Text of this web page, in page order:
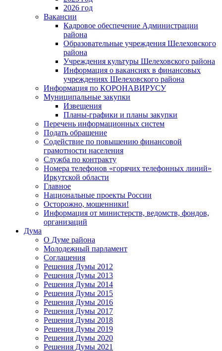
2026 год
Вакансии
Кадровое обеспечение Администрации
района
Образовательные учреждения Шелеховского
района
Учреждения культуры Шелеховского района
Информация о вакансиях в финансовых
учреждениях Шелеховского района
Информация по КОРОНАВИРУСУ
Муниципальные закупки
Извещения
Планы-графики и планы закупки
Перечень информационных систем
Подать обращение
Содействие по повышению финансовой
грамотности населения
Служба по контракту
Номера телефонов «горячих телефонных линий»
Иркутской области
Главное
Национальные проекты России
Осторожно, мошенники!
Информация от министерств, ведомств, фондов,
организаций
Дума
О Думе района
Молодежный парламент
Соглашения
Решения Думы 2012
Решения Думы 2013
Решения Думы 2014
Решения Думы 2015
Решения Думы 2016
Решения Думы 2017
Решения Думы 2018
Решения Думы 2019
Решения Думы 2020
Решения Думы 2021